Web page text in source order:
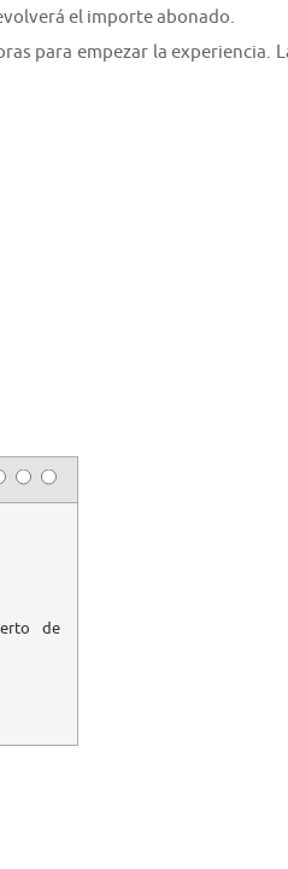
el importe abonado.
para empezar la experiencia.
de